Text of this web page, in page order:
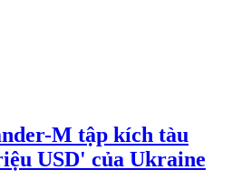
M tập kích tàu
USD' của Ukraine